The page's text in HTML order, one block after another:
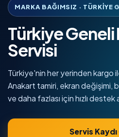
MARKA BAĞIMSIZ · TÜRKIYE
Türkiye
Servisi
Türkiye'nin her yerinden kargo
Anakart tamiri, ekran değişimi,
ve daha fazlası için hızlı destek
Servis